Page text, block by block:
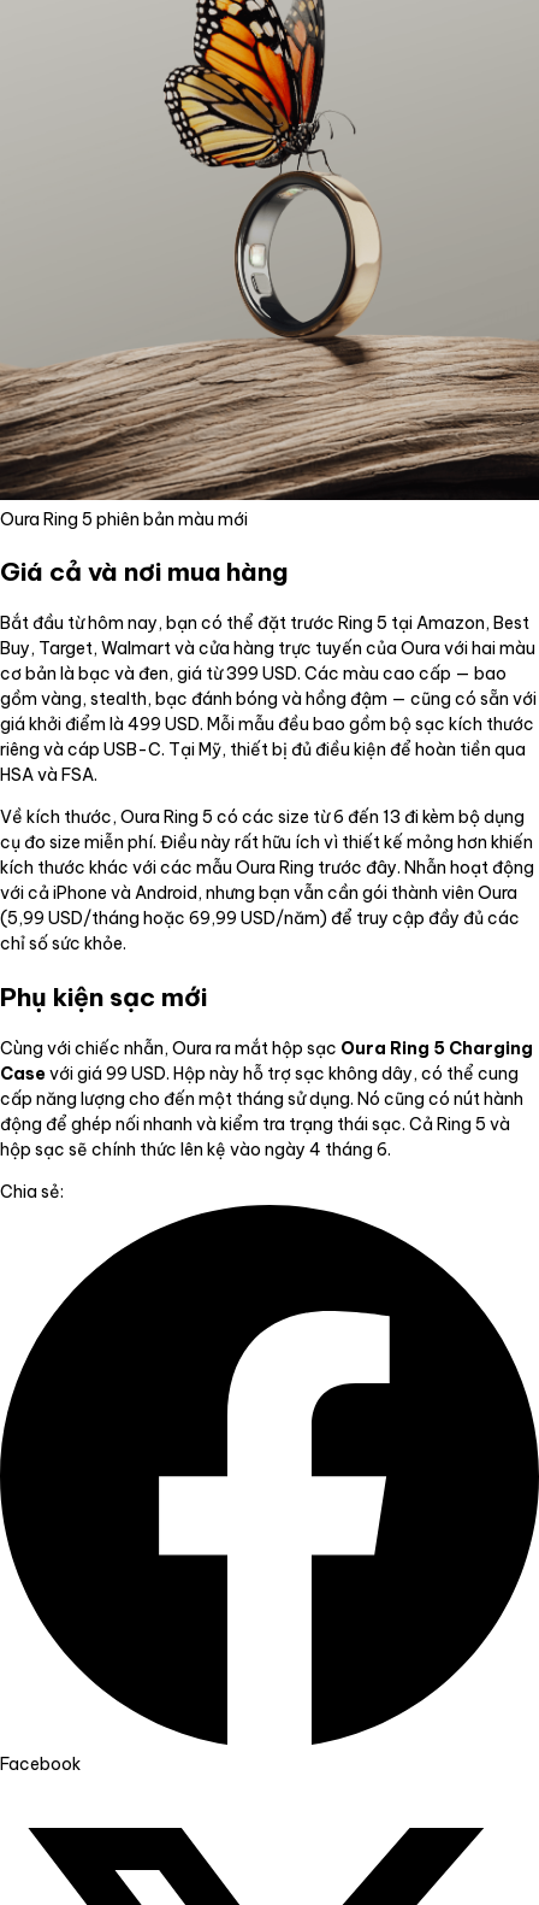
Oura Ring 5 phiên bản màu mới
Giá cả và nơi mua hàng
Bắt đầu từ hôm nay, bạn có thể đặt trước Ring 5 tại Amazon, Best
Buy, Target, Walmart và cửa hàng trực tuyến của Oura với hai màu
cơ bản là bạc và đen, giá từ 399 USD. Các màu cao cấp — bao
gồm vàng, stealth, bạc đánh bóng và hồng đậm — cũng có sẵn với
giá khởi điểm là 499 USD. Mỗi mẫu đều bao gồm bộ sạc kích thước
riêng và cáp USB-C. Tại Mỹ, thiết bị đủ điều kiện để hoàn tiền qua
HSA và FSA.
Về kích thước, Oura Ring 5 có các size từ 6 đến 13 đi kèm bộ dụng
cụ đo size miễn phí. Điều này rất hữu ích vì thiết kế mỏng hơn khiến
kích thước khác với các mẫu Oura Ring trước đây. Nhẫn hoạt động
với cả iPhone và Android, nhưng bạn vẫn cần gói thành viên Oura
(5,99 USD/tháng hoặc 69,99 USD/năm) để truy cập đầy đủ các
chỉ số sức khỏe.
Phụ kiện sạc mới
Cùng với chiếc nhẫn, Oura ra mắt hộp sạc Oura Ring 5 Charging
Casevới giá 99 USD. Hộp này hỗ trợ sạc không dây, có thể cung
cấp năng lượng cho đến một tháng sử dụng. Nó cũng có nút hành
động để ghép nối nhanh và kiểm tra trạng thái sạc. Cả Ring 5 và
hộp sạc sẽ chính thức lên kệ vào ngày 4 tháng 6.
Chia sẻ:
Facebook